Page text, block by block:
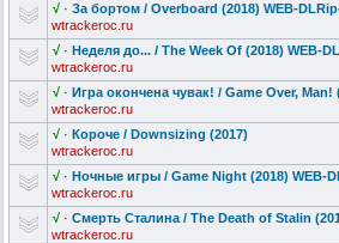
√ · За бортом / Overboard (2018) WEB-
wtrackeroc.ru
√ · Неделя до... / The Week Of (2018) WEB-
wtrackeroc.ru
√ · Игра окончена чувак! / Game Over, Man!
wtrackeroc.ru
√ · Короче / Downsizing (2017)
wtrackeroc.ru
√ · Ночные игры / Game Night (2018) WEB-
wtrackeroc.ru
√ · Смерть Сталина / The Death of Stalin
wtrackeroc.ru